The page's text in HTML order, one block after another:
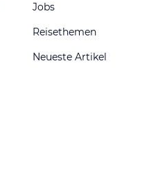
Jobs
Reisethemen
Neueste Artikel